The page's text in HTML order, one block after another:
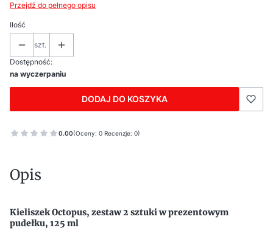
Przejdź do pełnego opisu
Ilość
szt.
Dostępność:
na wyczerpaniu
DODAJ DO KOSZYKA
0.00(Oceny: 0 Recenzje: 0)
Opis
Kieliszek Octopus, zestaw 2 sztuki w prezentowym
pudełku, 125 ml